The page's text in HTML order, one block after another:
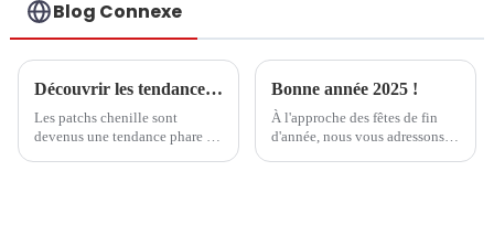
Blog Connexe
Découvrir les tendances et les étapes d'achat essentielles des patchs chenille en 2025
Les patchs chenille sont
devenus une tendance phare de
Bonne année 2025 !
À l'approche des fêtes de fin
d'année, nous vous adressons,